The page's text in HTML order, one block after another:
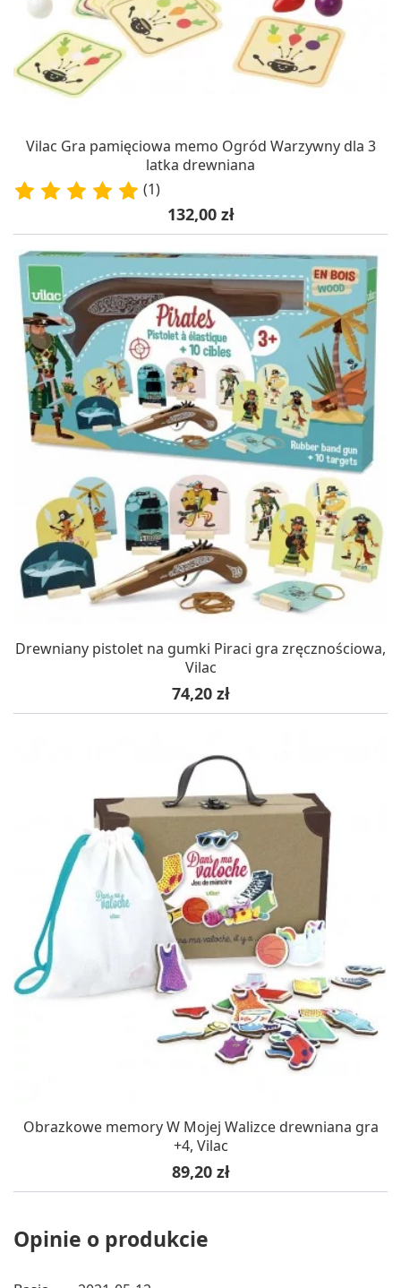
Vilac Gra pamięciowa memo Ogród Warzywny dla 3
latka drewniana
(1)
Cena
132,00 zł
Drewniany pistolet na gumki Piraci gra zręcznościowa,
Vilac
Cena
74,20 zł
Obrazkowe memory W Mojej Walizce drewniana gra
+4, Vilac
Cena
89,20 zł
Opinie o produkcie